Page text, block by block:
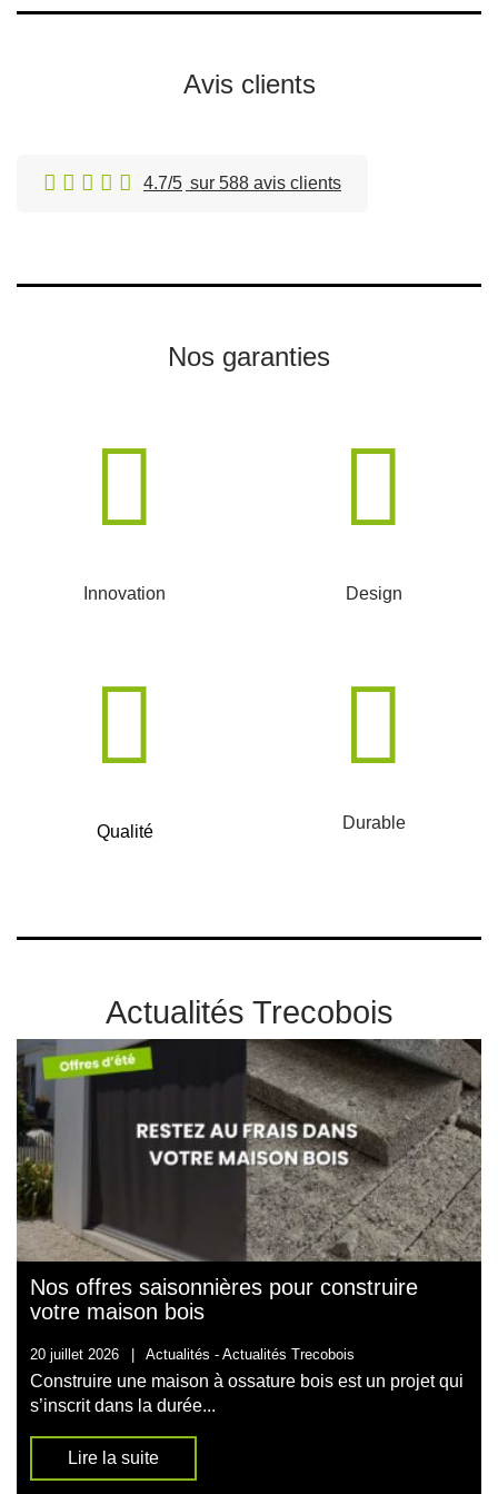
Avis clients
4.7/5 sur 588 avis clients
Nos garanties
Innovation Design
Qualité Durable
Actualités Trecobois
Nos offres saisonnières pour construire
votre maison bois
20 juillet 2026 | Actualités - Actualités Trecobois
Construire une maison à ossature bois est un projet qui
s’inscrit dans la durée...
Lire la suite